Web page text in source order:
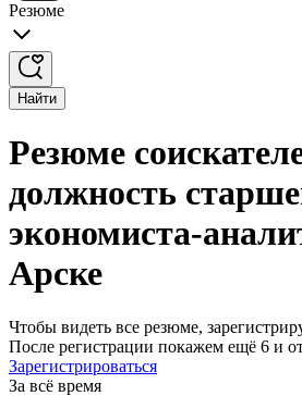
Резюме
Найти
Резюме
должность
экономиста-
Арске
Чтобы видеть все резюме,
После регистрации покажем ещё 6 и
Зарегистрироваться
За всё время